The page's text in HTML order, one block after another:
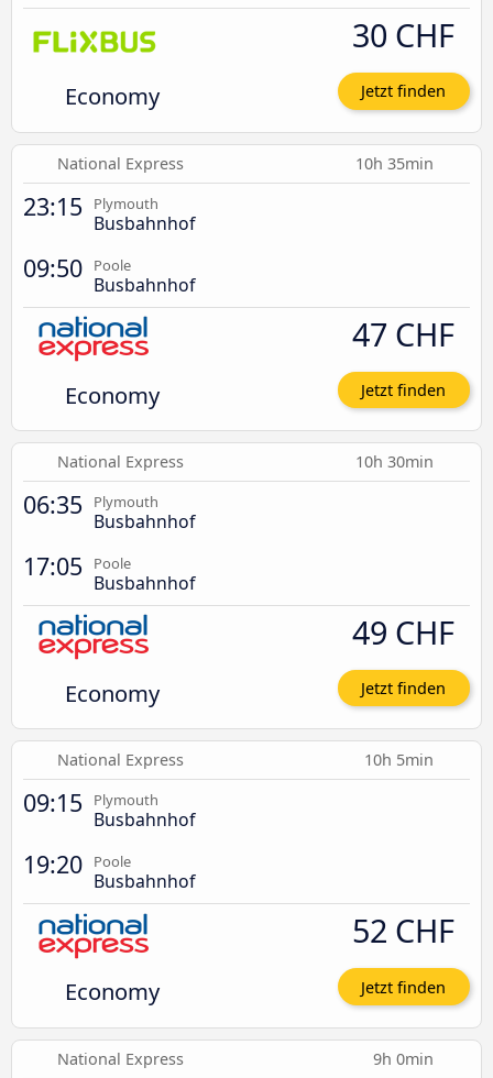
Economy
30 CHF
Jetzt finden
National Express 10h 35min
23:15 Plymouth
Busbahnhof
09:50 Poole
Busbahnhof
Economy
47 CHF
Jetzt finden
National Express 10h 30min
06:35 Plymouth
Busbahnhof
17:05 Poole
Busbahnhof
Economy
49 CHF
Jetzt finden
National Express 10h 5min
09:15 Plymouth
Busbahnhof
19:20 Poole
Busbahnhof
Economy
52 CHF
Jetzt finden
National Express 9h 0min